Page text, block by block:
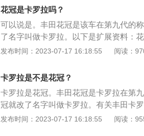
有GT两个字母。卡罗拉的前身就是
加，整车表现出前所未有的宽而低的态
的双VVT-i技术的1.6升和1.8升发动机将
系列下的最新车系。首先是外观，卡罗
宽高分别为：4540/1760/1490（mm）
5mm，对于家用车来说，这样的参数很
花冠是卡罗拉吗？
可以说是。丰田花冠是该车在第九代的
了名字叫做卡罗拉。以下是扩展资料：
下的老牌产品，于1966年在日本下线，
在已经是第9代车型。卡罗拉：卡罗拉
自2017年11月发布以来，卡罗拉受到全
户一汽丰田，再次让中国消费者同步感
发布时间：2023-07-17 16:18:55 阅读：
卡罗拉是不是花冠？
卡罗拉是花冠。丰田花冠是卡罗拉在第
冠就改了名字叫做卡罗拉。有关丰田卡
搭载了1.8升自然吸气发动机的车型马力
发布时间：2023-07-17 16:18:55 阅读：